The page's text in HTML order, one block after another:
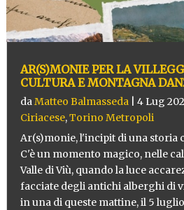
AR(S)MONIE PER LA
CULTURA E MONTAGNA
daMatteo Balmasseda| 4 Lug
Ciriacese,Torino Metropoli
Ar(s)monie, l'incipit di una storia
C'è un momento magico, nelle
Valle di Viù, quando la luce
facciate degli antichi alberghi di
in una di queste mattine, il 5 luglio